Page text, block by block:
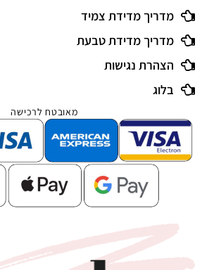
מדריך מדידת צמיד
מדריך מדידת טבעת
הצהרת נגישות
בלוג
מאובטח לרכישה